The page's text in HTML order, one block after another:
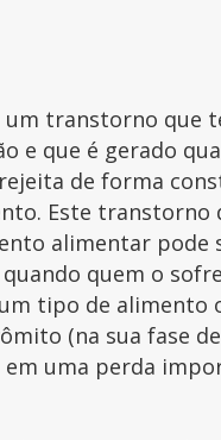
um transtorno que
e que é gerado
de forma
Este transtorno
alimentar pode
quem o
tipo de alimento
(na sua fase
uma perda